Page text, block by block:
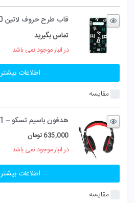
قاب طرح حروف لاتین Samsung S10 – آبی
تماس بگیرید
در انبار موجود نمی باشد
اطلاعات بیشتر
مقایسه
هدفون باسیم تسکو – TH5151
635,000 تومان
در انبار موجود نمی باشد
اطلاعات بیشتر
مقایسه